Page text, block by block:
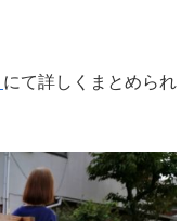
にて詳しくまとめられ